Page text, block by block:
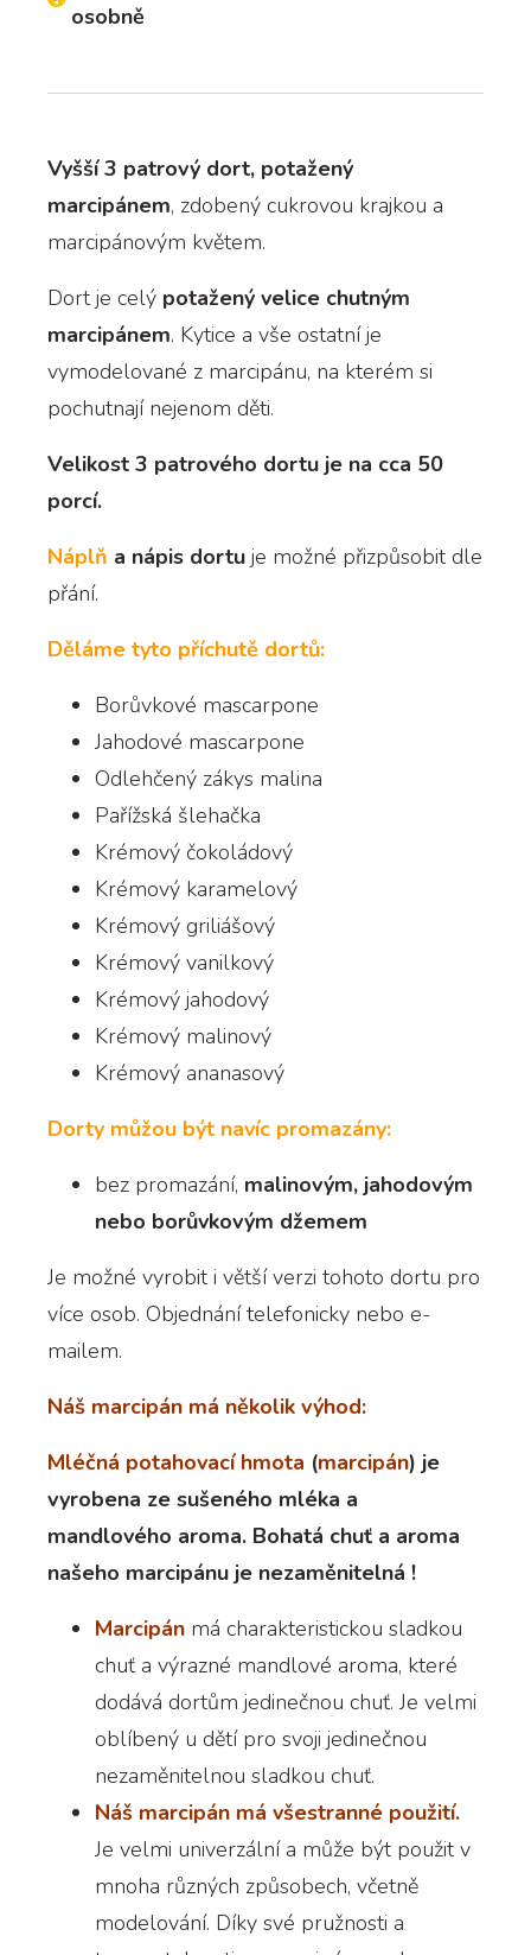
osobně
Vyšší 3 patrový dort, potažený
marcipánem, zdobený cukrovou krajkou a
marcipánovým květem.
Dort je celý potažený velice chutným
marcipánem. Kytice a vše ostatní je
vymodelované z marcipánu, na kterém si
pochutnají nejenom děti.
Velikost 3 patrového dortu je na cca 50
porcí.
Náplň a nápis dortu je možné přizpůsobit dle
přání.
Děláme tyto příchutě dortů:
Borůvkové mascarpone
Jahodové mascarpone
Odlehčený zákys malina
Pařížská šlehačka
Krémový čokoládový
Krémový karamelový
Krémový griliášový
Krémový vanilkový
Krémový jahodový
Krémový malinový
Krémový ananasový
Dorty můžou být navíc promazány:
bez promazání, malinovým, jahodovým
nebo borůvkovým džemem
Je možné vyrobit i větší verzi tohoto dortu pro
více osob. Objednání telefonicky nebo e-
mailem.
Náš marcipán má několik výhod:
Mléčná potahovací hmota (marcipán) je
vyrobena ze sušeného mléka a
mandlového aroma. Bohatá chuť a aroma
našeho marcipánu je nezaměnitelná !
Marcipán má charakteristickou sladkou
chuť a výrazné mandlové aroma, které
dodává dortům jedinečnou chuť. Je velmi
oblíbený u dětí pro svoji jedinečnou
nezaměnitelnou sladkou chuť.
Náš marcipán má všestranné použití.
Je velmi univerzální a může být použit v
mnoha různých způsobech, včetně
modelování. Díky své pružnosti a